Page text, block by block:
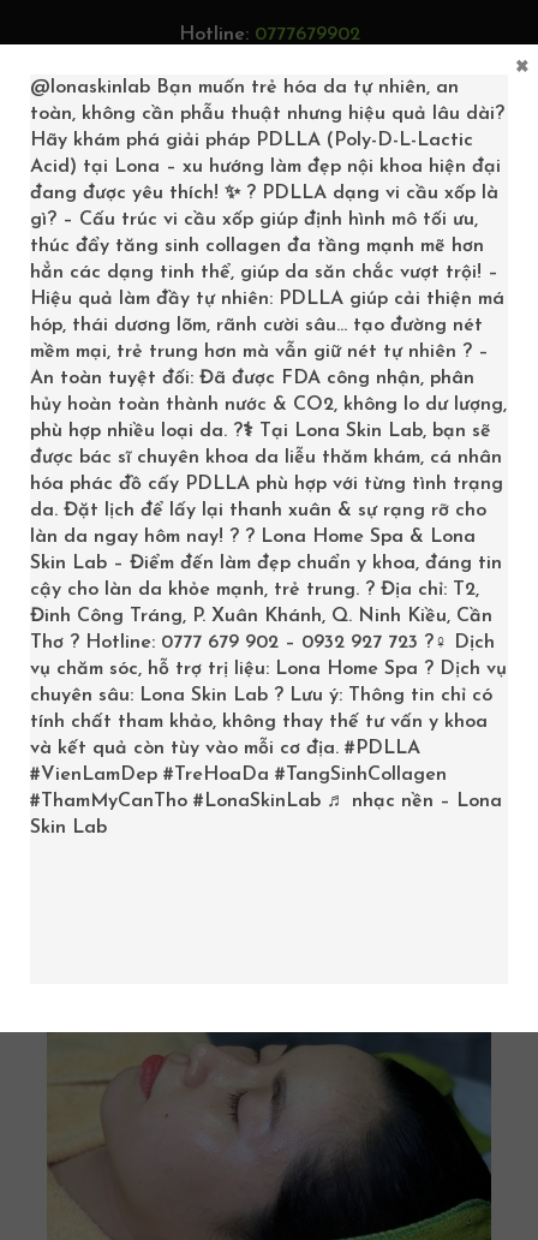
Hotline: 0777679902
0
LIỆU TRÌNH PHỤC HỒI
DA MẶT
Trang chủ/ Product / Page 2
Showing 17–19 of 19 results
@lonaskinlab Bạn muốn trẻ hóa da tự nhiên, an
toàn, không cần phẫu thuật nhưng hiệu quả lâu dài?
Hãy khám phá giải pháp PDLLA (Poly-D-L-Lactic
Acid) tại Lona – xu hướng làm đẹp nội khoa hiện đại
đang được yêu thích! ✨ ? PDLLA dạng vi cầu xốp là
gì? – Cấu trúc vi cầu xốp giúp định hình mô tối ưu,
thúc đẩy tăng sinh collagen đa tầng mạnh mẽ hơn
hẳn các dạng tinh thể, giúp da săn chắc vượt trội! –
Hiệu quả làm đầy tự nhiên: PDLLA giúp cải thiện má
hóp, thái dương lõm, rãnh cười sâu… tạo đường nét
mềm mại, trẻ trung hơn mà vẫn giữ nét tự nhiên ? –
An toàn tuyệt đối: Đã được FDA công nhận, phân
hủy hoàn toàn thành nước & CO2, không lo dư lượng,
phù hợp nhiều loại da. ?‍⚕️ Tại Lona Skin Lab, bạn sẽ
được bác sĩ chuyên khoa da liễu thăm khám, cá nhân
hóa phác đồ cấy PDLLA phù hợp với từng tình trạng
da. Đặt lịch để lấy lại thanh xuân & sự rạng rỡ cho
làn da ngay hôm nay! ? ? Lona Home Spa & Lona
Skin Lab – Điểm đến làm đẹp chuẩn y khoa, đáng tin
cậy cho làn da khỏe mạnh, trẻ trung. ? Địa chỉ: T2,
Đinh Công Tráng, P. Xuân Khánh, Q. Ninh Kiều, Cần
Thơ ? Hotline: 0777 679 902 – 0932 927 723 ?‍♀️ Dịch
vụ chăm sóc, hỗ trợ trị liệu: Lona Home Spa ? Dịch vụ
chuyên sâu: Lona Skin Lab ? Lưu ý: Thông tin chỉ có
tính chất tham khảo, không thay thế tư vấn y khoa
và kết quả còn tùy vào mỗi cơ địa. #PDLLA
#VienLamDep #TreHoaDa #TangSinhCollagen
#ThamMyCanTho #LonaSkinLab ♬ nhạc nền – Lona
Skin Lab
×